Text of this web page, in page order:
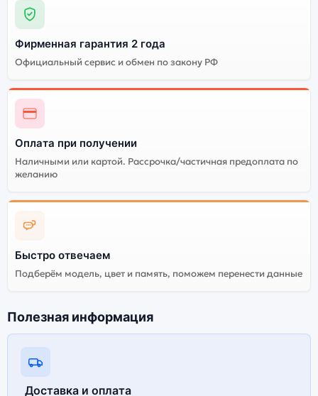
Фирменная гарантия 2 года
Официальный сервис и обмен по закону РФ
Оплата при получении
Наличными или картой. Рассрочка/частичная предоплата по
желанию
Быстро отвечаем
Подберём модель, цвет и память, поможем перенести данные
Полезная информация
Доставка и оплата